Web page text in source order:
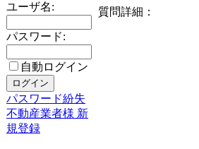
ユーザ名:
パスワード:
自動ログイン
パスワード紛失
不動産業者様 新
規登録
質問詳細：